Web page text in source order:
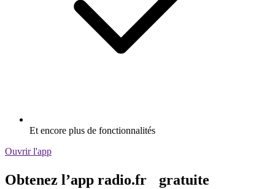
Et encore plus de fonctionnalités
Ouvrir l'app
Obtenez l’app radio.fr gratuite